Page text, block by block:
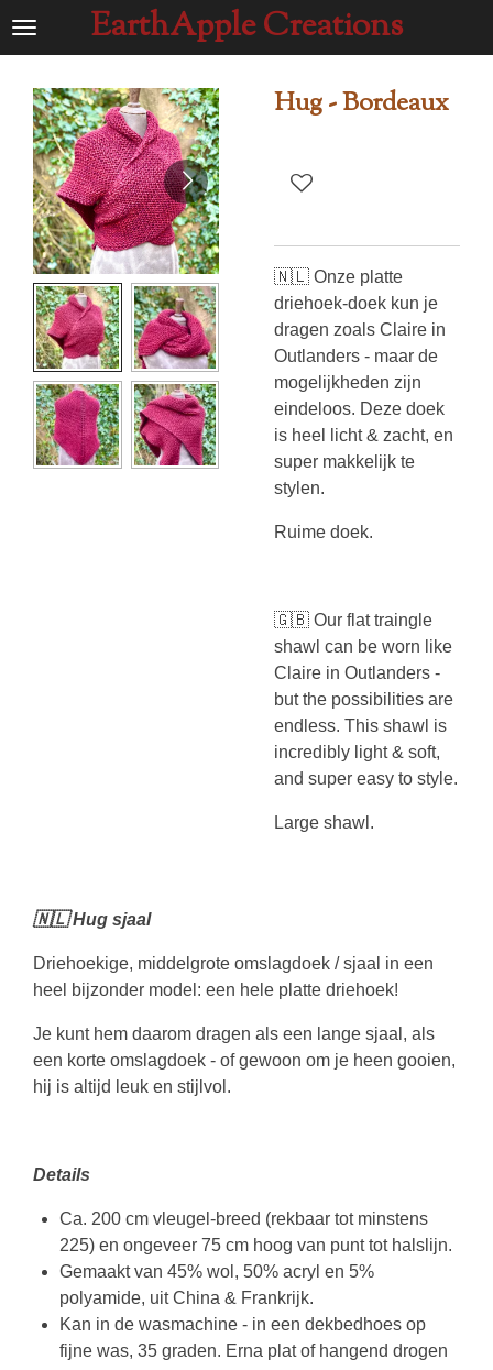
Ga
hoofdinhoud
EarthApple Creations
Hug - Bordeaux
🇳🇱 Onze platte
driehoek-doek kun je
dragen zoals Claire in
Outlanders - maar de
mogelijkheden zijn
eindeloos. Deze doek
is heel licht & zacht, en
super makkelijk te
stylen.
Ruime doek.
🇬🇧 Our flat traingle
shawl can be worn like
Claire in Outlanders -
but the possibilities are
endless. This shawl is
incredibly light & soft,
and super easy to style.
Large shawl.
🇳🇱 Hug sjaal
Driehoekige, middelgrote omslagdoek / sjaal in een
heel bijzonder model: een hele platte driehoek!
Je kunt hem daarom dragen als een lange sjaal, als
een korte omslagdoek - of gewoon om je heen gooien,
hij is altijd leuk en stijlvol.
Details
Ca. 200 cm vleugel-breed (rekbaar tot minstens
225) en ongeveer 75 cm hoog van punt tot halslijn.
Gemaakt van 45% wol, 50% acryl en 5%
polyamide, uit China & Frankrijk.
Kan in de wasmachine - in een dekbedhoes op
fijne was, 35 graden. Erna plat of hangend drogen